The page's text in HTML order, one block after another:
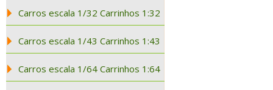
Carros escala 1/32 Carrinhos 1:32
Carros escala 1/43 Carrinhos 1:43
Carros escala 1/64 Carrinhos 1:64